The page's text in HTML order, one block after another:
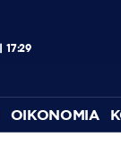
17:29
ΟΙΚΟΝΟΜΙΑ